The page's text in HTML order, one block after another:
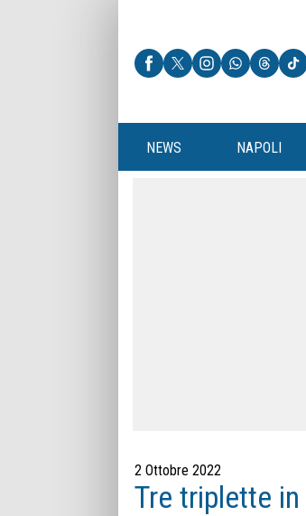
NEWS NAPOLI
2 Ottobre 2022
Tre triplette